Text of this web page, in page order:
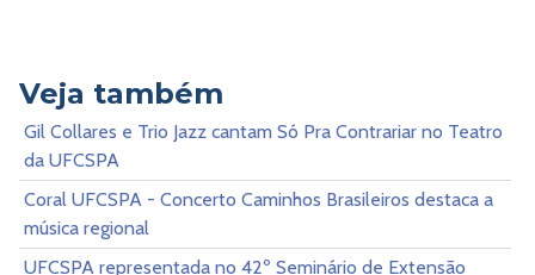
Veja também
Gil Collares e Trio Jazz cantam Só Pra Contrariar no Teatro
da UFCSPA
Coral UFCSPA - Concerto Caminhos Brasileiros destaca a
música regional
UFCSPA representada no 42º Seminário de Extensão